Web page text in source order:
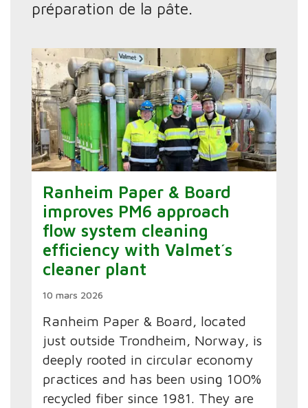
préparation de la pâte.
Ranheim Paper & Board
improves PM6 approach
flow system cleaning
efficiency with Valmet´s
cleaner plant
10 mars 2026
Ranheim Paper & Board, located
just outside Trondheim, Norway, is
deeply rooted in circular economy
practices and has been using 100%
recycled fiber since 1981. They are